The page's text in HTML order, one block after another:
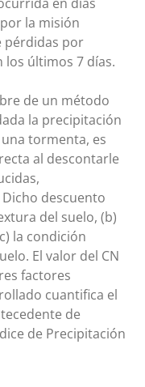
la misión
pérdidas por
los últimos 7 días.
de un método
la precipitación
tormenta, es
al descontarle
descuento
del suelo, (b)
la condición
El valor del CN
factores
cuantifica el
de
de Precipitación